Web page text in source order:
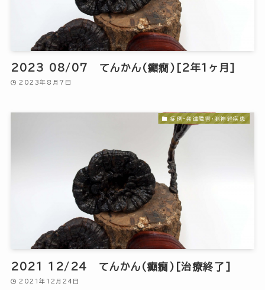
2023 08/07 てんかん(癲癇)[2年1ヶ月]
2023年8月7日
症例-発達障害・脳神経疾患
2021 12/24 てんかん(癲癇)[治療終了]
2021年12月24日